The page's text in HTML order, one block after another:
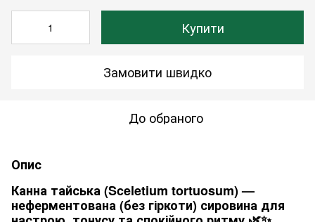
Купити
Замовити швидко
До обраного
Опис
Канна тайська (Sceletium tortuosum) —
неферментована (без гіркоти) сировина для